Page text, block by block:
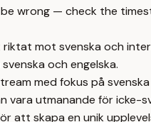
wrong — check the
mot svenska och
och engelska.
med fokus på
vara utmanande för icke-
att skapa en unik